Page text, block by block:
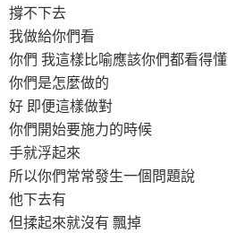
撐不下去
我做給你們看
你們 我這樣比喻應該你們都看得懂
你們是怎麼做的
好 即便這樣做對
你們開始要施力的時候
手就浮起來
所以你們常常發生一個問題說
他下去有
但揉起來就沒有 飄掉